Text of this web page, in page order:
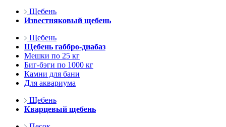
Щебень
Известняковый щебень
Щебень
Щебень габбро-диабаз
Мешки по 25 кг
Биг-бэги по 1000 кг
Камни для бани
Для аквариума
Щебень
Кварцевый щебень